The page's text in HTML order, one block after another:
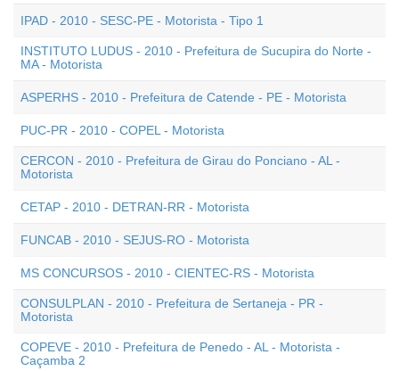
IPAD - 2010 - SESC-PE - Motorista - Tipo 1
INSTITUTO LUDUS - 2010 - Prefeitura de Sucupira do Norte -
MA - Motorista
ASPERHS - 2010 - Prefeitura de Catende - PE - Motorista
PUC-PR - 2010 - COPEL - Motorista
CERCON - 2010 - Prefeitura de Girau do Ponciano - AL -
Motorista
CETAP - 2010 - DETRAN-RR - Motorista
FUNCAB - 2010 - SEJUS-RO - Motorista
MS CONCURSOS - 2010 - CIENTEC-RS - Motorista
CONSULPLAN - 2010 - Prefeitura de Sertaneja - PR -
Motorista
COPEVE - 2010 - Prefeitura de Penedo - AL - Motorista -
Caçamba 2